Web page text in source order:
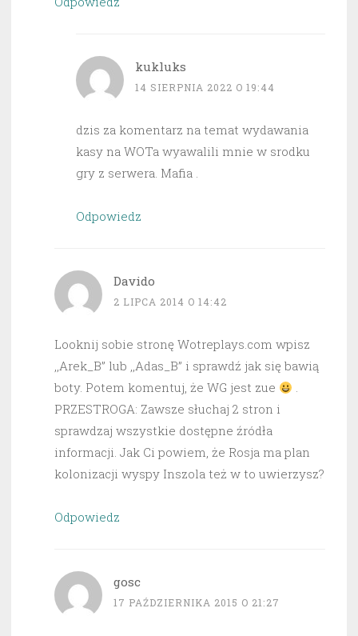
kukluks
14 SIERPNIA 2022 O 19:44
dzis za komentarz na temat wydawania
kasy na WOTa wyawalili mnie w srodku
gry z serwera. Mafia .
Odpowiedz
Davido
2 LIPCA 2014 O 14:42
Looknij sobie stronę Wotreplays.com wpisz
,,Arek_B” lub ,,Adas_B” i sprawdź jak się bawią
boty. Potem komentuj, że WG jest zue
.
PRZESTROGA: Zawsze słuchaj 2 stron i
sprawdzaj wszystkie dostępne źródła
informacji. Jak Ci powiem, że Rosja ma plan
kolonizacji wyspy Inszola też w to uwierzysz?
Odpowiedz
gosc
17 PAŹDZIERNIKA 2015 O 21:27